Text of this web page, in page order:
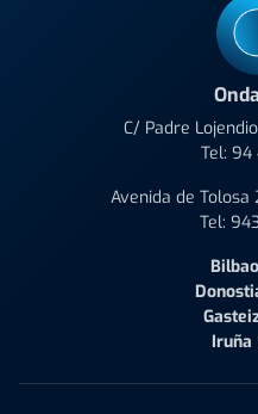
C/ Padre
Tel: 94
Avenida de Tolosa
Tel:
Bilbao
Iruña